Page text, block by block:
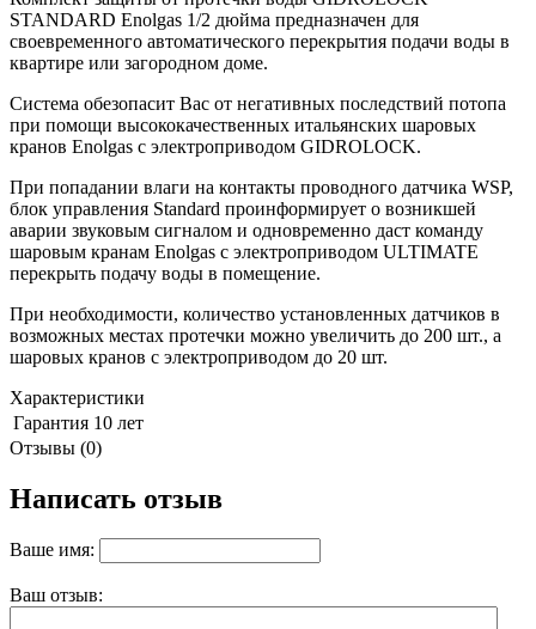
STANDARD Enolgas 1/2 дюйма предназначен для
своевременного автоматического перекрытия подачи воды в
квартире или загородном доме.
Система обезопасит Вас от негативных последствий потопа
при помощи высококачественных итальянских шаровых
кранов Enolgas с электроприводом GIDROLOCK.
При попадании влаги на контакты проводного датчика WSP,
блок управления Standard проинформирует о возникшей
аварии звуковым сигналом и одновременно даст команду
шаровым кранам Enolgas с электроприводом ULTIMATE
перекрыть подачу воды в помещение.
При необходимости, количество установленных датчиков в
возможных местах протечки можно увеличить до 200 шт., а
шаровых кранов с электроприводом до 20 шт.
Характеристики
Гарантия 10 лет
Отзывы (0)
Написать отзыв
Ваше имя:
Ваш отзыв: